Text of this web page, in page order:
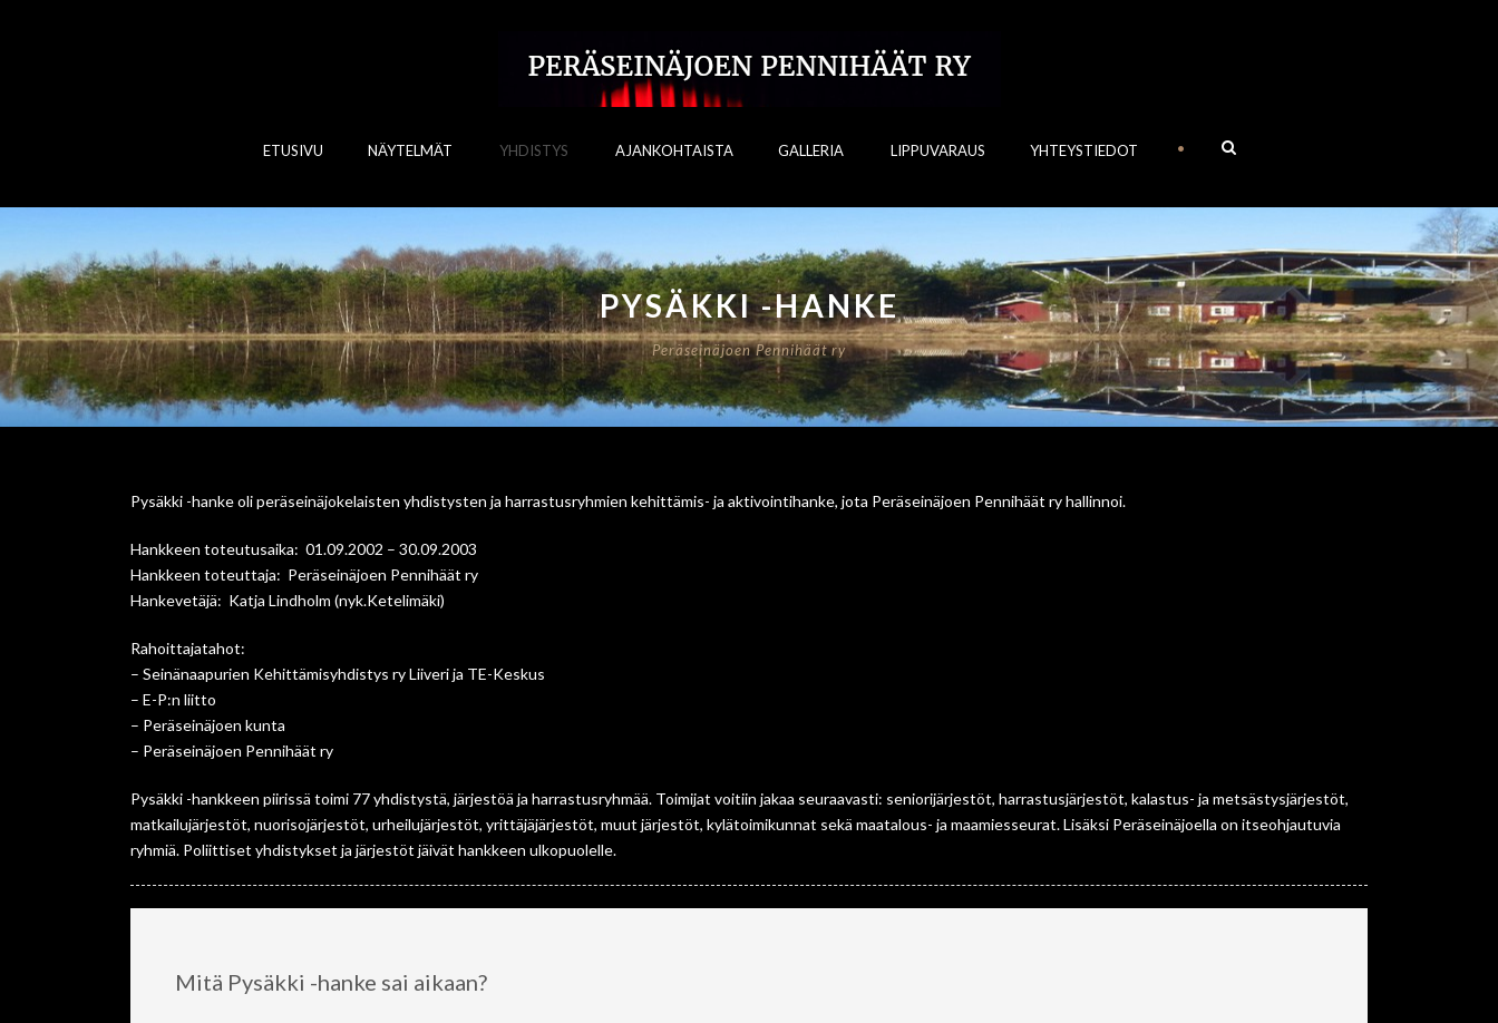
ETUSIVU NÄYTELMÄT YHDISTYS AJANKOHTAISTA GALLERIA LIPPUVARAUS YHTEYSTIEDOT •
PYSÄKKI -HANKE
Peräseinäjoen Pennihäät ry
Pysäkki -hanke oli peräseinäjokelaisten yhdistysten ja harrastusryhmien kehittämis- ja aktivointihanke, jota Peräseinäjoen Pennihäät ry hallinnoi.
Hankkeen toteutusaika: 01.09.2002 – 30.09.2003
Hankkeen toteuttaja: Peräseinäjoen Pennihäät ry
Hankevetäjä: Katja Lindholm (nyk.Ketelimäki)
Rahoittajatahot:
– Seinänaapurien Kehittämisyhdistys ry Liiveri ja TE-Keskus
– E-P:n liitto
– Peräseinäjoen kunta
– Peräseinäjoen Pennihäät ry
Pysäkki -hankkeen piirissä toimi 77 yhdistystä, järjestöä ja harrastusryhmää. Toimijat voitiin jakaa seuraavasti: seniorijärjestöt, harrastusjärjestöt, kalastus- ja metsästysjärjestöt,
matkailujärjestöt, nuorisojärjestöt, urheilujärjestöt, yrittäjäjärjestöt, muut järjestöt, kylätoimikunnat sekä maatalous- ja maamiesseurat. Lisäksi Peräseinäjoella on itseohjautuvia
ryhmiä. Poliittiset yhdistykset ja järjestöt jäivät hankkeen ulkopuolelle.
Mitä Pysäkki -hanke sai aikaan?